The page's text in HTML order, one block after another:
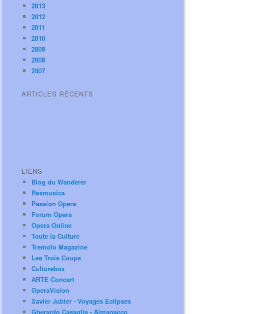
2013
2012
2011
2010
2009
2008
2007
ARTICLES RÉCENTS
LIENS
Blog du Wanderer
Resmusica
Passion Opera
Forum Opera
Opera Online
Toute la Culture
Tremolo Magazine
Les Trois Coups
Culturebox
ARTE Concert
OperaVision
Xavier Jubier - Voyages Eclipses
Gherardo Casaglia - Almanacco